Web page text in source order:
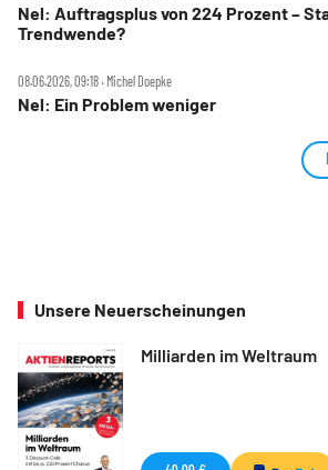
Nel: Auftragsplus von 224 Prozent –
Trendwende?
08.06.2026, 09:18 ‧ Michel Doepke
Nel: Ein Problem weniger
Unsere Neuerscheinungen
Milliarden im Weltraum